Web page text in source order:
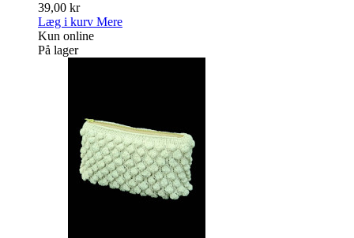
39,00 kr
Læg i kurv Mere
Kun online
På lager